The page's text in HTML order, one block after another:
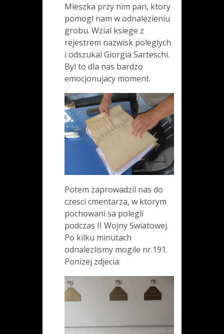
Mieszka przy nim pan, ktory
pomogl nam w odnalezieniu
grobu. Wzial ksiege z
rejestrem nazwisk poleglych
i odszukal Giorgia Sarteschi.
Byl to dla nas bardzo
emocjonujacy moment.
Potem zaprowadzil nas do
czesci cmentarza, w ktorym
pochowani sa polegli
podczas II Wojny Swiatowej.
Po kilku minutach
odnalezlismy mogile nr.191.
Ponizej zdjecia: